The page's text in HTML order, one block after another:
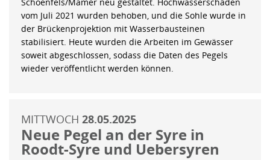
vom Juli 2021 wurden behoben, und die Sohle wurde in
der Brückenprojektion mit Wasserbausteinen
stabilisiert. Heute wurden die Arbeiten im Gewässer
soweit abgeschlossen, sodass die Daten des Pegels
wieder veröffentlicht werden können.
MITTWOCH 28.05.2025
Neue Pegel an der Syre in
Roodt-Syre und Uebersyren